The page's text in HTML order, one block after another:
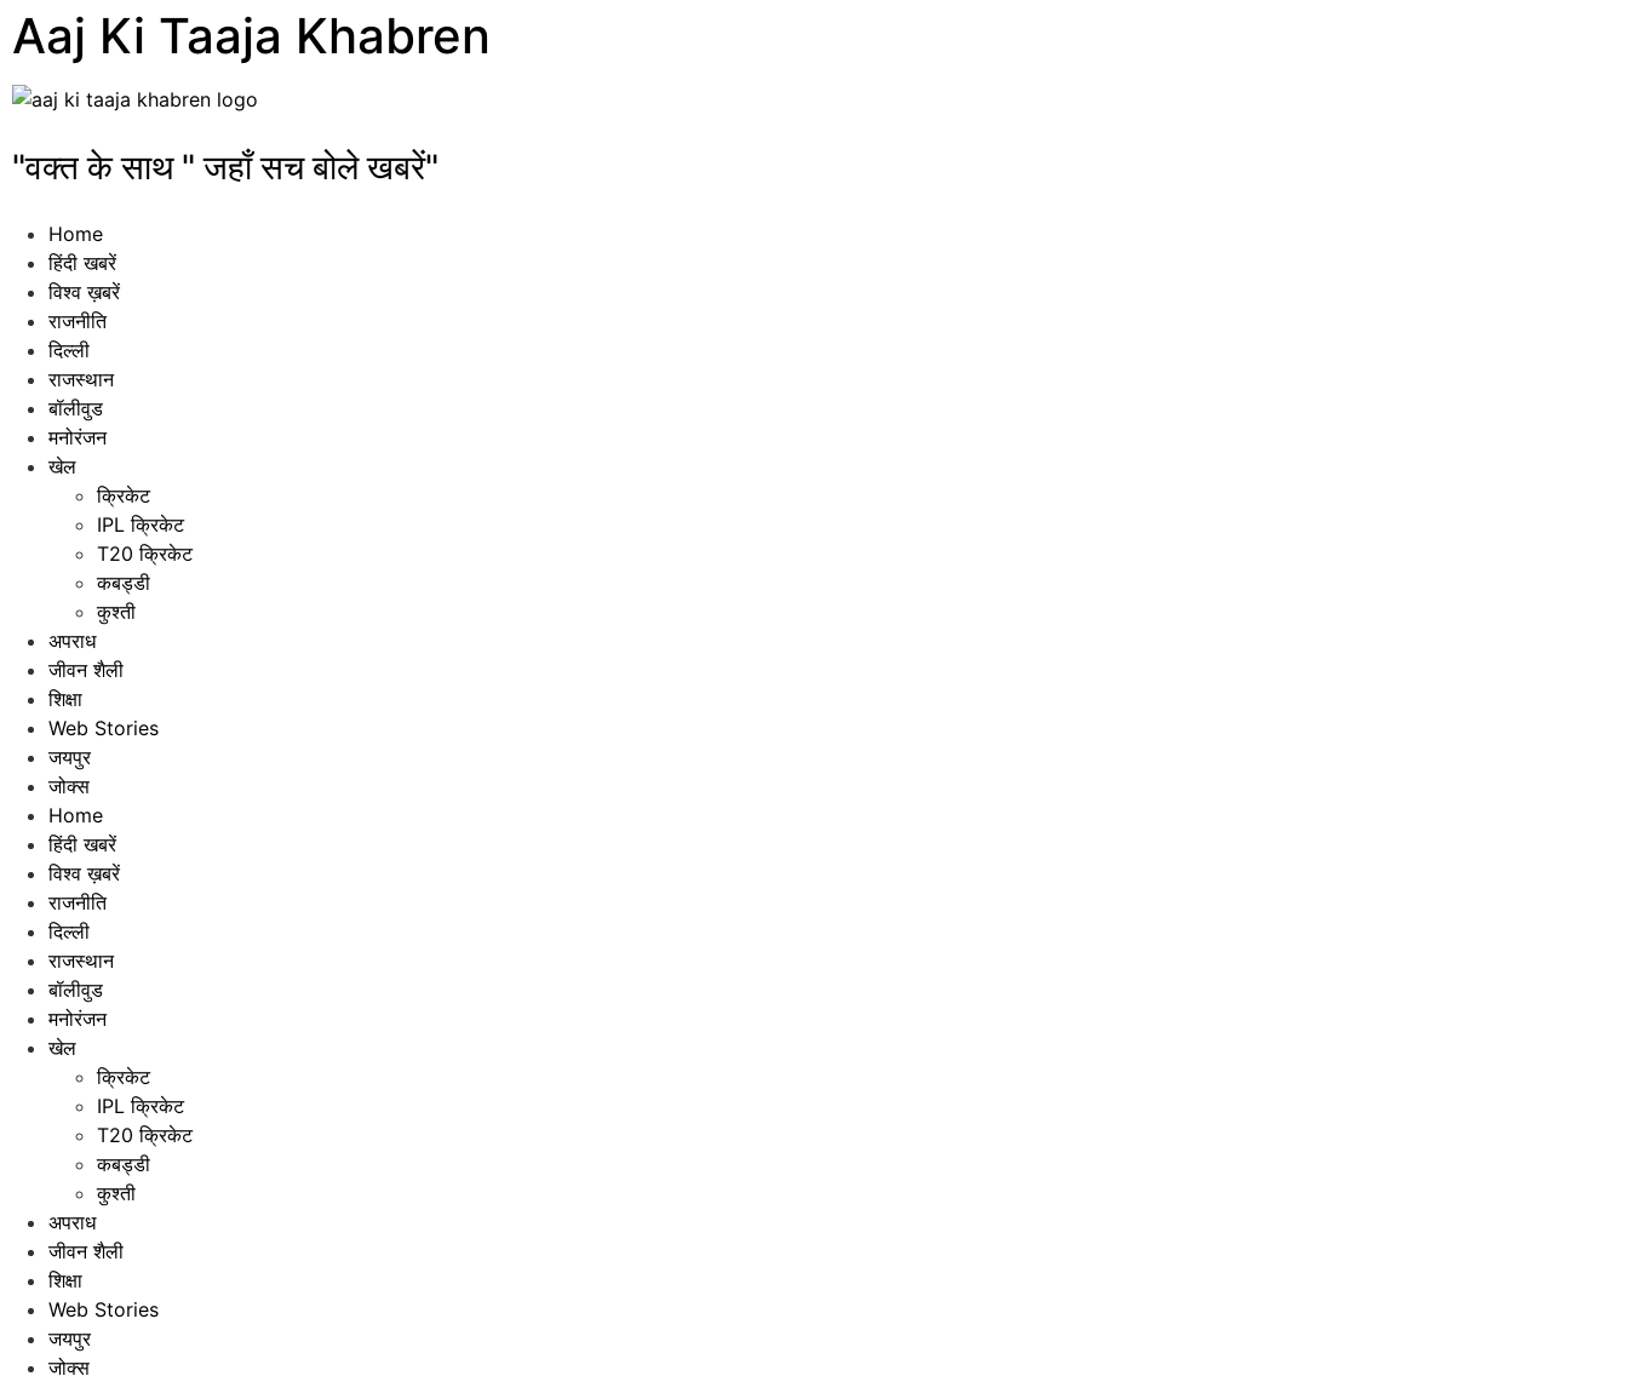
Aaj Ki Taaja Khabren
"वक्त के साथ " जहाँ सच बोले खबरें"
Home
हिंदी खबरें
विश्व ख़बरें
राजनीति
दिल्ली
राजस्थान
बॉलीवुड
मनोरंजन
खेल
क्रिकेट
IPL क्रिकेट
T20 क्रिकेट
कबड्डी
कुश्ती
अपराध
जीवन शैली
शिक्षा
Web Stories
जयपुर
जोक्स
Home
हिंदी खबरें
विश्व ख़बरें
राजनीति
दिल्ली
राजस्थान
बॉलीवुड
मनोरंजन
खेल
क्रिकेट
IPL क्रिकेट
T20 क्रिकेट
कबड्डी
कुश्ती
अपराध
जीवन शैली
शिक्षा
Web Stories
जयपुर
जोक्स